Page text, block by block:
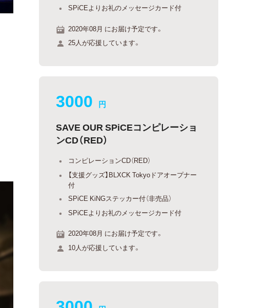
SPiCEよりお礼のメッセージカード付
2020年08月 にお届け予定です。
25人が応援しています。
3000 円
SAVE OUR SPiCEコンピレーショ
ンCD（RED）
コンピレーションCD（RED）
【支援グッズ】BLXCK Tokyoドアオープナー
付
SPiCE KiNGステッカー付（非売品）
SPiCEよりお礼のメッセージカード付
2020年08月 にお届け予定です。
10人が応援しています。